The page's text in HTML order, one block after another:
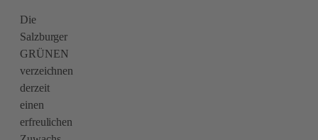
Die
Salzburger
GRÜNEN
verzeichnen
derzeit
einen
erfreulichen